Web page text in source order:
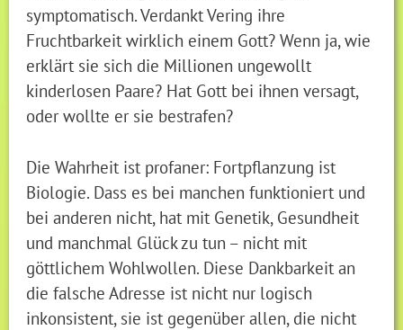
symptomatisch. Verdankt Vering ihre
Fruchtbarkeit wirklich einem Gott? Wenn ja, wie
erklärt sie sich die Millionen ungewollt
kinderlosen Paare? Hat Gott bei ihnen versagt,
oder wollte er sie bestrafen?
Die Wahrheit ist profaner: Fortpflanzung ist
Biologie. Dass es bei manchen funktioniert und
bei anderen nicht, hat mit Genetik, Gesundheit
und manchmal Glück zu tun – nicht mit
göttlichem Wohlwollen. Diese Dankbarkeit an
die falsche Adresse ist nicht nur logisch
inkonsistent, sie ist gegenüber allen, die nicht